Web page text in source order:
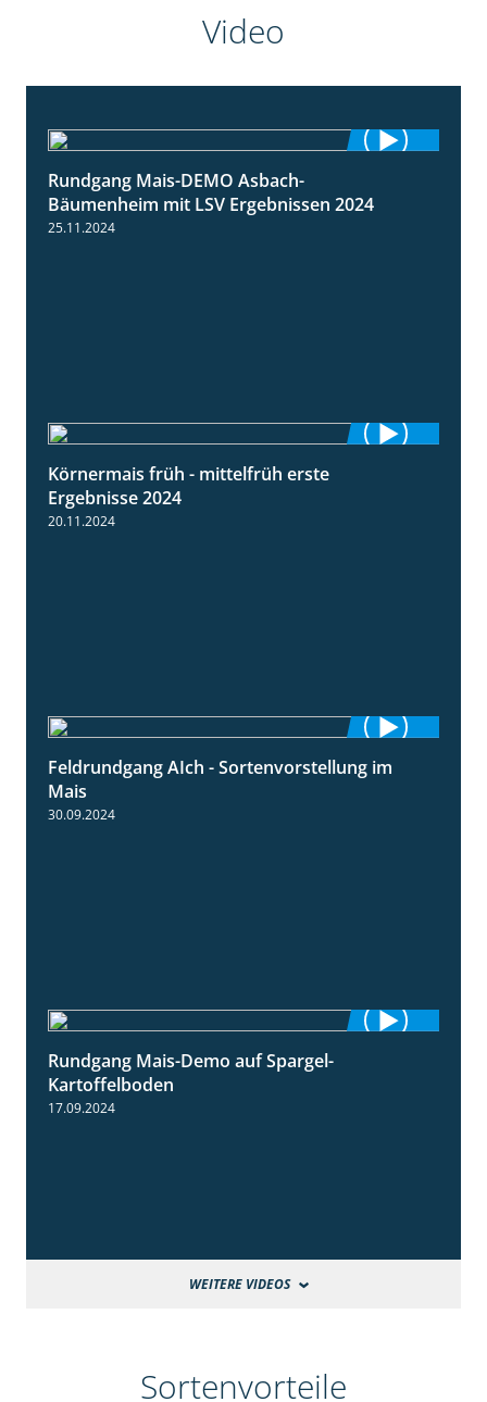
Video
Rundgang Mais-DEMO Asbach-
Bäumenheim mit LSV Ergebnissen 2024
25.11.2024
Körnermais früh - mittelfrüh erste
Ergebnisse 2024
20.11.2024
11:24
Feldrundgang AIch - Sortenvorstellung im
Mais
30.09.2024
Rundgang Mais-Demo auf Spargel-
Kartoffelboden
17.09.2024
WEITERE VIDEOS
Sortenvorteile